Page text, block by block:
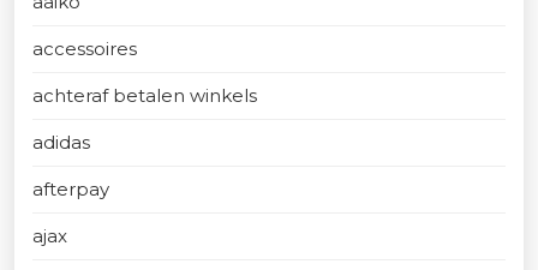
accessoires
achteraf betalen winkels
adidas
afterpay
ajax